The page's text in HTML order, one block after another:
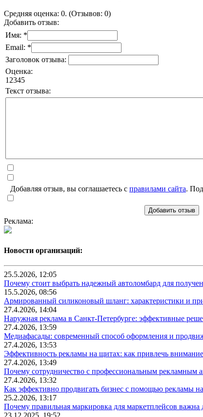
Средняя оценка: 0. (Отзывов: 0)
Добавить отзыв:
Имя: *
Email: *
Заголовок отзыва:
Оценка:
1 2345
Текст отзыва:
Добавляя отзыв, вы соглашаетесь с правилами сайта.
Добавить отзыв
Реклама:
Новости организаций:
25.5.2026, 12:05
Почему стоит выбрать надежный автоломбард для
15.5.2026, 08:56
Армированный силиконовый шланг: характеристики и
27.4.2026, 14:04
Наружная реклама в Санкт-Петербурге: эффективные
27.4.2026, 13:59
Медиафасады: современный способ оформления и
27.4.2026, 13:53
Эффективность рекламы на щитах: как привлечь
27.4.2026, 13:49
Почему сотрудничество с профессиональным рекламным
27.4.2026, 13:32
Как эффективно продвигать бизнес с помощью рекламы
25.2.2026, 13:17
Почему правильная маркировка для маркетплейсов важна
23.12.2025, 19:52